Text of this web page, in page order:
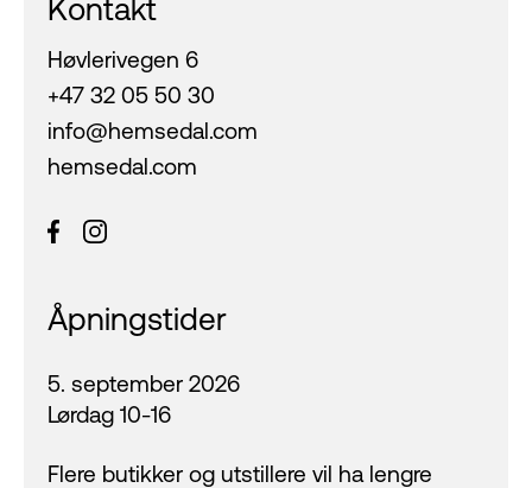
Kontakt
Høvlerivegen 6
+47 32 05 50 30
info@hemsedal.com
hemsedal.com
Åpningstider
5. september 2026
Lørdag 10-16
Flere butikker og utstillere vil ha lengre